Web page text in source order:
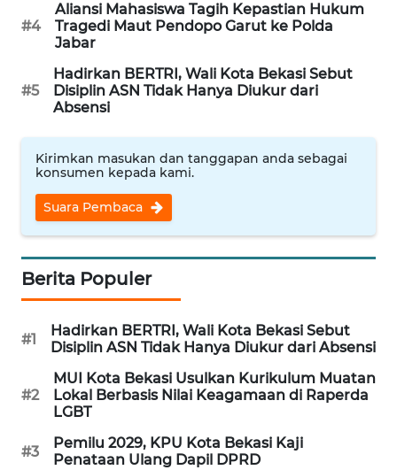
#4
Aliansi Mahasiswa Tagih Kepastian Hukum
Tragedi Maut Pendopo Garut ke Polda
Jabar
#5
Hadirkan BERTRI, Wali Kota Bekasi Sebut
Disiplin ASN Tidak Hanya Diukur dari
Absensi
Kirimkan masukan dan tanggapan anda sebagai
konsumen kepada kami.
Suara Pembaca
Berita Populer
#1
Hadirkan BERTRI, Wali Kota Bekasi Sebut
Disiplin ASN Tidak Hanya Diukur dari Absensi
#2
MUI Kota Bekasi Usulkan Kurikulum Muatan
Lokal Berbasis Nilai Keagamaan di Raperda
LGBT
#3
Pemilu 2029, KPU Kota Bekasi Kaji
Penataan Ulang Dapil DPRD
WAHANA
SELEB
WAHANA
PERSONA
WAHANA
OTOMOTIF
WAHANA
HEALTH
WAHANA
DESA
WAHANA
Network